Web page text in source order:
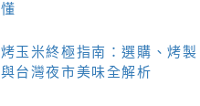
懂
烤玉米終極指南：選購、烤製
與台灣夜市美味全解析